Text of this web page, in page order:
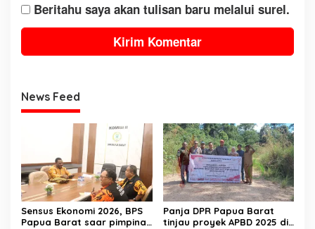
Beritahu saya akan tulisan baru melalui surel.
News Feed
Sensus Ekonomi 2026, BPS
Papua Barat saar pimpinan
Panja DPR Papua Barat
tinjau proyek APBD 2025 di